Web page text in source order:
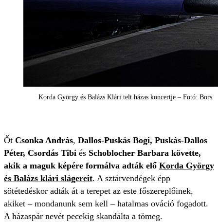
Korda György és Balázs Klári telt házas koncertje – Fotó: Bors
Őt Csonka András, Dallos-Puskás Bogi, Puskás-Dallos
Péter, Csordás Tibi és Schoblocher Barbara követte,
akik a maguk képére formálva adták elő Korda György
és Balázs klári slágereit. A sztárvendégek épp
sötétedéskor adták át a terepet az este főszereplőinek,
akiket – mondanunk sem kell – hatalmas ováció fogadott.
A házaspár nevét pecekig skandálta a tömeg.